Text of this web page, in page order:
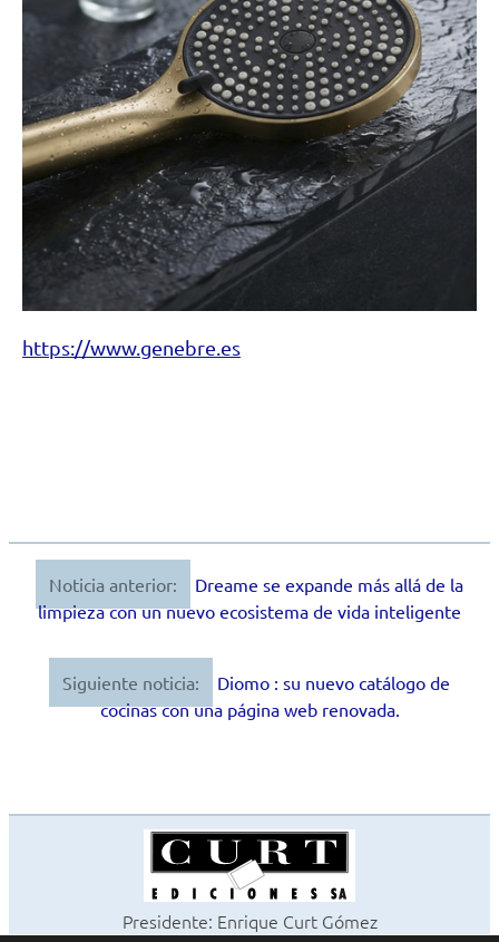
https://www.genebre.es
Navegación
entradas
Noticia anterior:
Dreame se expande más allá de la
limpieza con un nuevo ecosistema de vida inteligente
Siguiente noticia:
Diomo : su nuevo catálogo de
cocinas con una página web renovada.
Presidente: Enrique Curt Gómez